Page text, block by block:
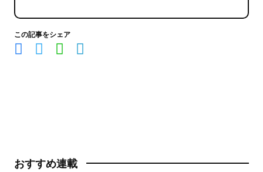
この記事をシェア
おすすめ連載